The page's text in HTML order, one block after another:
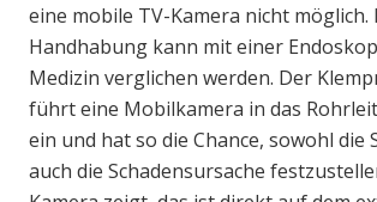
eine mobile TV-Kamera nicht möglich.
Handhabung kann mit einer
Medizin verglichen werden. Der
führt eine Mobilkamera in das
ein und hat so die Chance, sowohl die
auch die Schadensursache